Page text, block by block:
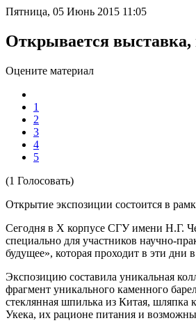
Пятница, 05 Июнь 2015 11:05
Открывается
Оцените материал
1
2
3
4
5
(1 Голосовать)
Открытие экспозиции состоится в
Сегодня в X корпусе СГУ имени Н.Г.
специально для участников научно-
будущее», которая проходит в эти дни
Экспозицию составила уникальная
фрагмент уникального каменного
стеклянная шпилька из Китая, шляпка
Укека, их рационе питания и